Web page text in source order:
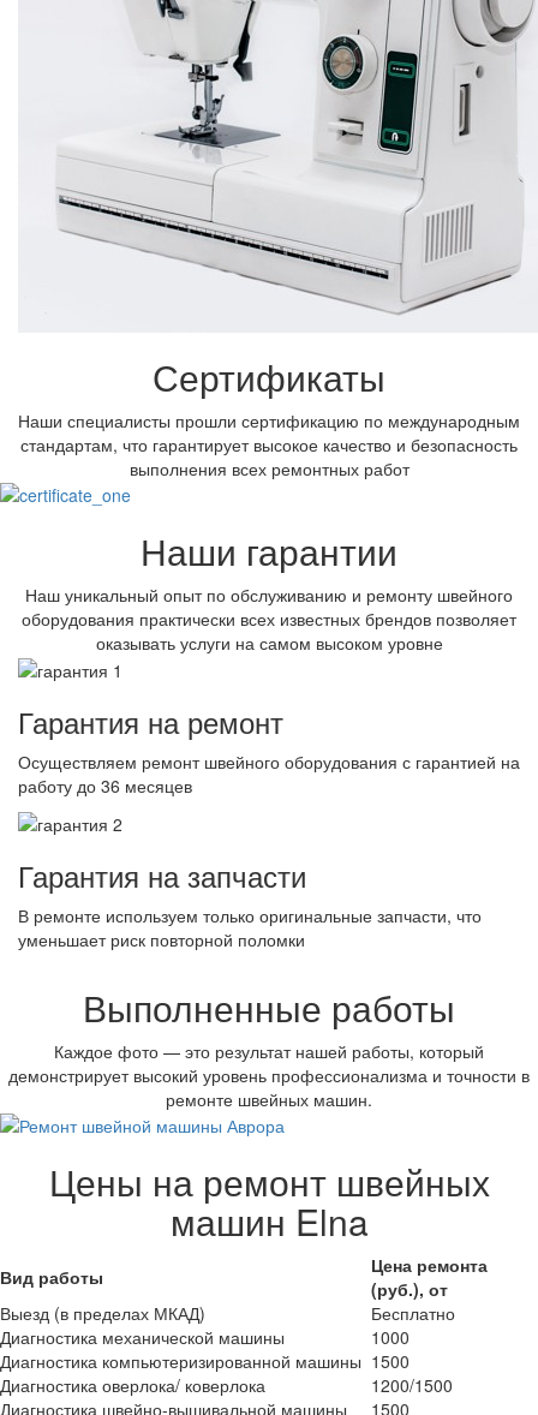
Сертификаты
Наши специалисты прошли сертификацию по международным
стандартам, что гарантирует высокое качество и безопасность
выполнения всех ремонтных работ
Наши гарантии
Наш уникальный опыт по обслуживанию и ремонту швейного
оборудования практически всех известных брендов позволяет
оказывать услуги на самом высоком уровне
Гарантия на ремонт
Осуществляем ремонт швейного оборудования с гарантией на
работу до 36 месяцев
Гарантия на запчасти
В ремонте используем только оригинальные запчасти, что
уменьшает риск повторной поломки
Выполненные работы
Каждое фото — это результат нашей работы, который
демонстрирует высокий уровень профессионализма и точности в
ремонте швейных машин.
Цены на ремонт швейных
машин Elna
Вид работы
Цена ремонта
(руб.), от
Выезд (в пределах МКАД)
Бесплатно
Диагностика механической машины
1000
Диагностика компьютеризированной машины 1500
Диагностика оверлока/ коверлока
1200/1500
Диагностика швейно-вышивальной машины
1500